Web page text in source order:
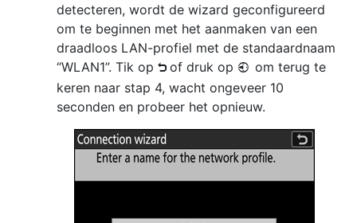
detecteren, wordt de wizard geconfigureerd
om te beginnen met het aanmaken van een
draadloos LAN-profiel met de standaardnaam
“WLAN1”. Tik op Z of druk op 4 om terug te
keren naar stap 4, wacht ongeveer 10
seconden en probeer het opnieuw.